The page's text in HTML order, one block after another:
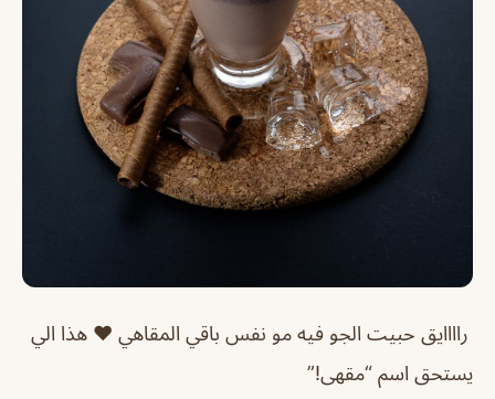
راااايق حبيت الجو فيه مو نفس باقي المقاهي ❤️ هذا الي
يستحق اسم “مقهى!”